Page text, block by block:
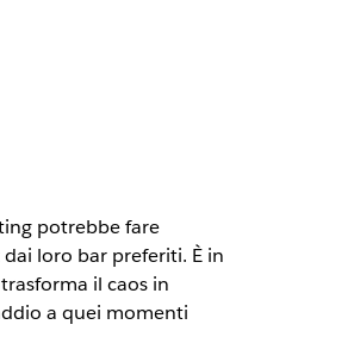
potrebbe fare
loro bar preferiti. È in
il caos in
a quei momenti